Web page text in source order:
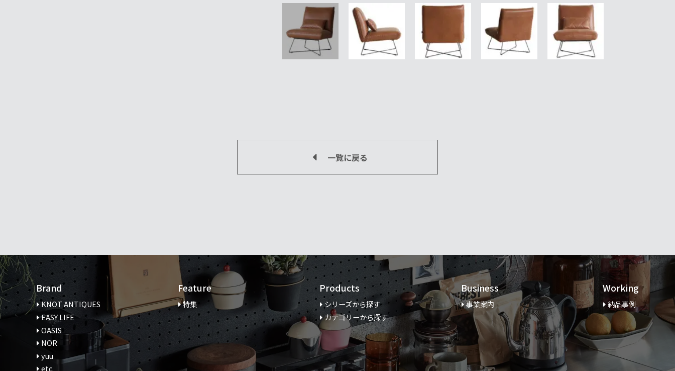
一覧に戻る
Brand
KNOT ANTIQUES
EASY LIFE
OASIS
NOR
yuu
etc.
Feature
特集
Products
シリーズから探す
カテゴリーから探す
Business
事業案内
Working
納品事例